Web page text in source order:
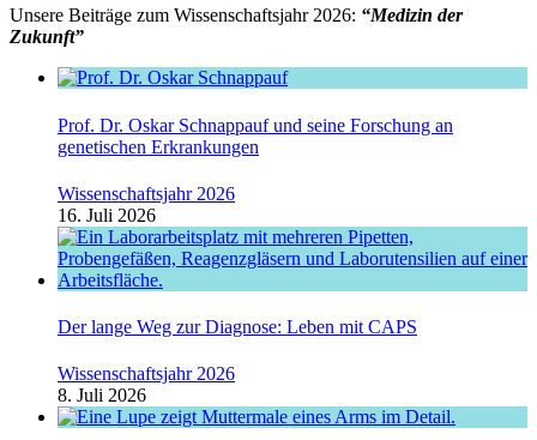
Unsere Beiträge zum Wissenschaftsjahr 2026: “Medizin der
Zukunft”
Prof. Dr. Oskar Schnappauf und seine Forschung an
genetischen Erkrankungen
Wissenschaftsjahr 2026
16. Juli 2026
Der lange Weg zur Diagnose: Leben mit CAPS
Wissenschaftsjahr 2026
8. Juli 2026